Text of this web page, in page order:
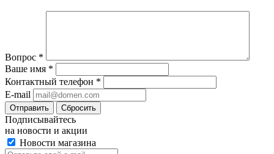
Вопрос *
Ваше имя *
Контактный телефон *
E-mail
Отправить Сбросить
Подписывайтесь
на новости и акции
Новости магазина